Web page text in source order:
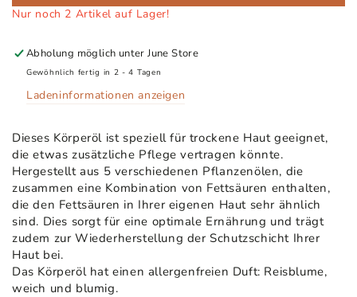
Nur noch 2 Artikel auf Lager!
Abholung möglich unterJune Store
Gewöhnlich fertig in 2 - 4 Tagen
Ladeninformationen anzeigen
Dieses Körperöl ist speziell für trockene Haut geeignet,
die etwas zusätzliche Pflege vertragen könnte.
Hergestellt aus 5 verschiedenen Pflanzenölen, die
zusammen eine Kombination von Fettsäuren enthalten,
die den Fettsäuren in Ihrer eigenen Haut sehr ähnlich
sind. Dies sorgt für eine optimale Ernährung und trägt
zudem zur Wiederherstellung der Schutzschicht Ihrer
Haut bei.
Das Körperöl hat einen allergenfreien Duft: Reisblume,
weich und blumig.